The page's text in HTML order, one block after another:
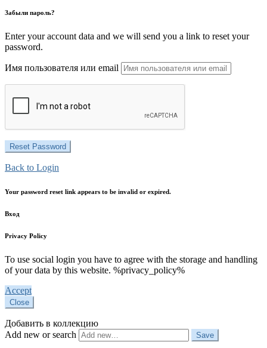
Забыли пароль?
Enter your account data and we will send you a link to reset your
password.
Имя пользователя или email
Back to Login
Your password reset link appears to be invalid or expired.
Вход
Privacy Policy
To use social login you have to agree with the storage and handling
of your data by this website. %privacy_policy%
Accept
Close
Добавить в коллекцию
Add new or search